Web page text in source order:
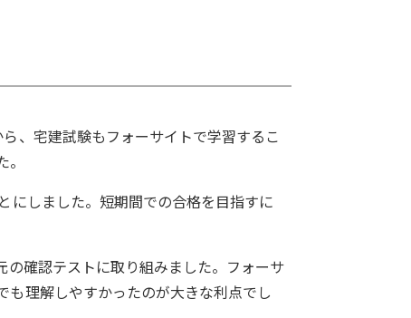
、宅建試験もフォーサイトで学習するこ
にしました。短期間での合格を目指すに
の確認テストに取り組みました。フォーサ
理解しやすかったのが大きな利点でし